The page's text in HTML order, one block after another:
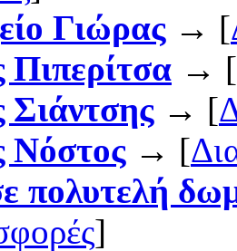
Γιώρας→ [
→ [
→ [
Νόστος→ [
πολυτελή
]